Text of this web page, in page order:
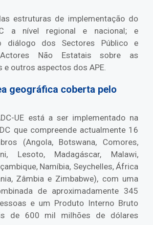
estruturas de implementação do
a nível regional e nacional; e
diálogo dos Sectores Público e
Não Estatais sobre as
e outros aspectos dos APE.
geográfica coberta pelo
UE está a ser implementado na
que compreende actualmente 16
(Angola, Botswana, Comores,
Lesoto, Madagáscar, Malawi,
Namíbia, Seychelles, África
Zâmbia e Zimbabwe), com uma
de aproximadamente 345
e um Produto Interno Bruto
de 600 mil milhões de dólares